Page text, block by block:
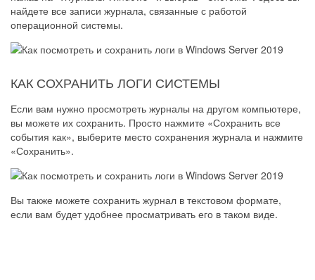
найдете все записи журнала, связанные с работой
операционной системы.
КАК СОХРАНИТЬ ЛОГИ СИСТЕМЫ
Если вам нужно просмотреть журналы на другом компьютере,
вы можете их сохранить. Просто нажмите «Сохранить все
события как», выберите место сохранения журнала и нажмите
«Сохранить».
Вы также можете сохранить журнал в текстовом формате,
если вам будет удобнее просматривать его в таком виде.